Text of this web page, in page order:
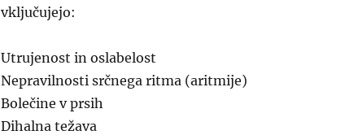
vključujejo:
Utrujenost in oslabelost
Nepravilnosti srčnega ritma (aritmije)
Bolečine v prsih
Dihalna težava